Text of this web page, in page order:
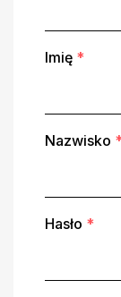
Imię *
Nazwisko *
Hasło *